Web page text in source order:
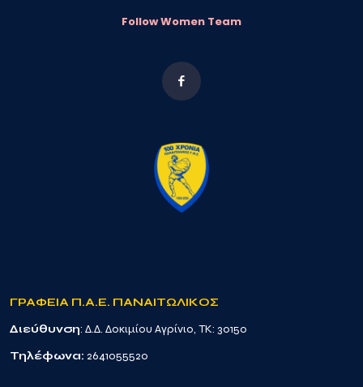
Follow Women Team
ΓΡΑΦΕΙΑ Π.Α.Ε. ΠΑΝΑΙΤΩΛΙΚΟΣ
Διεύθυνση: Δ.Δ. Δοκιμίου Αγρίνιο, TK: 30150
Τηλέφωνα: 2641055520